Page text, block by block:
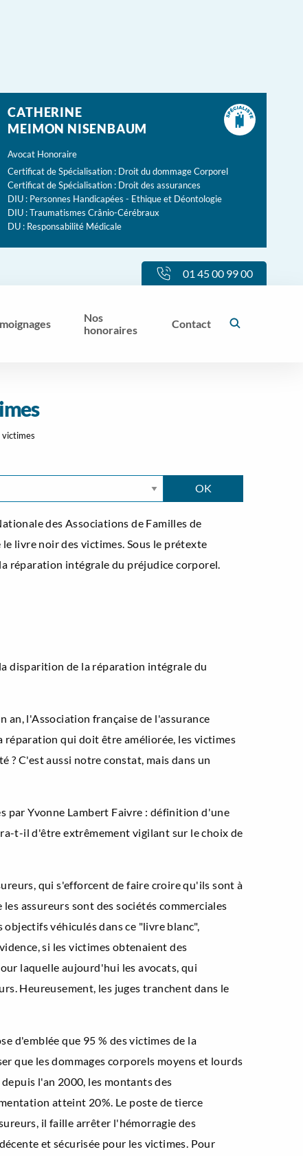
CATHERINE
MEIMON NISENBAUM
Avocat Honoraire
Certificat de Spécialisation : Droit du dommage Corporel
Certificat de Spécialisation : Droit des assurances
DIU : Personnes Handicapées - Ethique et Déontologie
DIU : Traumatismes Crânio-Cérébraux
DU : Responsabilité Médicale
01 45 00 99 00
Nos
honoraires
Contact
victimes
des Associations de Familles de
livre noir des victimes. Sous le prétexte
réparation intégrale du préjudice corporel.
disparition de la réparation intégrale du
an, l'Association française de l'assurance
qui doit être améliorée, les victimes
? C'est aussi notre constat, mais dans un
par Yvonne Lambert Faivre : définition d'une
t-il d'être extrêmement vigilant sur le choix de
qui s'efforcent de faire croire qu'ils sont à
assureurs sont des sociétés commerciales
véhiculés dans ce "livre blanc",
si les victimes obtenaient des
laquelle aujourd'hui les avocats, qui
Heureusement, les juges tranchent dans le
d'emblée que 95 % des victimes de la
que les dommages corporels moyens et lourds
l'an 2000, les montants des
atteint 20%. Le poste de tierce
il faille arrêter l'hémorragie des
et sécurisée pour les victimes. Pour